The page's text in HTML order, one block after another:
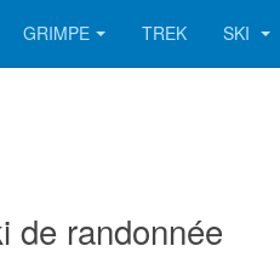
GRIMPE TREK SKI
de randonnée